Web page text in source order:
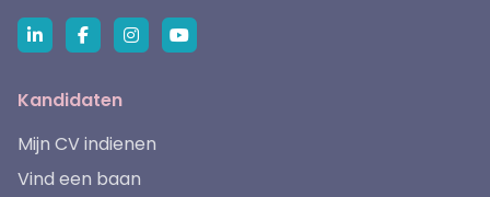
Kandidaten
Mijn CV indienen
Vind een baan